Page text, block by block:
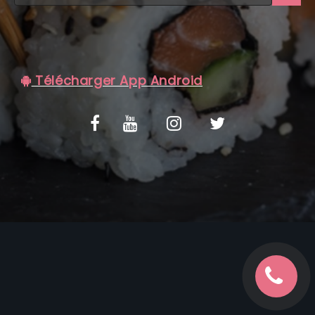
C.G.V
Télécharger App Android